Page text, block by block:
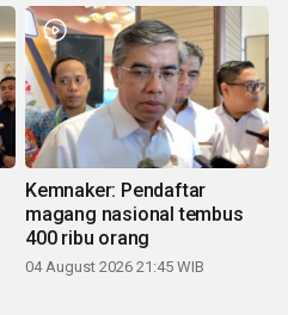
Kemnaker: Pendaftar
magang nasional tembus
400 ribu orang
04 August 2026 21:45 WIB